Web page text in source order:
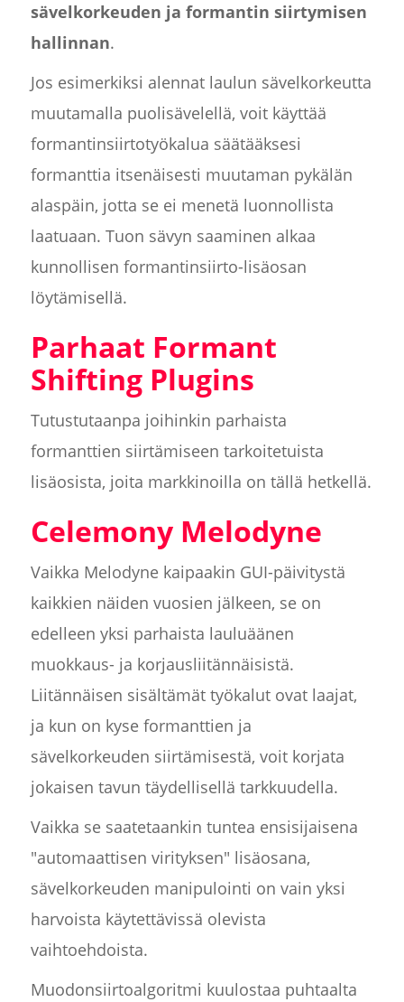
sävelkorkeuden ja formantin siirtymisen
hallinnan.
Jos esimerkiksi alennat laulun sävelkorkeutta
muutamalla puolisävelellä, voit käyttää
formantinsiirtotyökalua säätääksesi
formanttia itsenäisesti muutaman pykälän
alaspäin, jotta se ei menetä luonnollista
laatuaan. Tuon sävyn saaminen alkaa
kunnollisen formantinsiirto-lisäosan
löytämisellä.
Parhaat Formant
Shifting Plugins
Tutustutaanpa joihinkin parhaista
formanttien siirtämiseen tarkoitetuista
lisäosista, joita markkinoilla on tällä hetkellä.
Celemony Melodyne
Vaikka Melodyne kaipaakin GUI-päivitystä
kaikkien näiden vuosien jälkeen, se on
edelleen yksi parhaista lauluäänen
muokkaus- ja korjausliitännäisistä.
Liitännäisen sisältämät työkalut ovat laajat,
ja kun on kyse formanttien ja
sävelkorkeuden siirtämisestä, voit korjata
jokaisen tavun täydellisellä tarkkuudella.
Vaikka se saatetaankin tuntea ensisijaisena
"automaattisen virityksen" lisäosana,
sävelkorkeuden manipulointi on vain yksi
harvoista käytettävissä olevista
vaihtoehdoista.
Muodonsiirtoalgoritmi kuulostaa puhtaalta